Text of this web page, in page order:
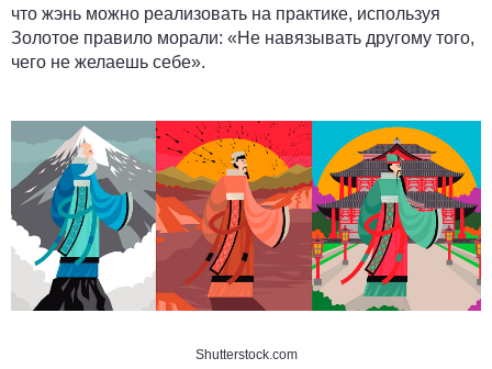
что жэнь можно реализовать на практике, используя
Золотое правило морали: «Не навязывать другому того,
чего не желаешь себе».
Shutterstock.com